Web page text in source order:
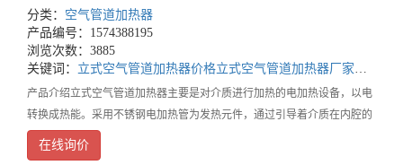
分类： 空气管道加热器
产品编号：1574388195
浏览次数：3885
关键词： 立式空气管道加热器价格立式空气管道加热器厂家
产品介绍立式空气管道加热器主要是对介质进行加热的电加热设备，以电
转换成热能。采用不锈钢电加热管为发热元件，通过引导着介质在内腔的
滞留时间，从而使介质充分受热均匀，提高热交换，在工作时，高温循环
系统内部具有绝缘导热性能良好的氧化镁铝，管口两端
在线询价